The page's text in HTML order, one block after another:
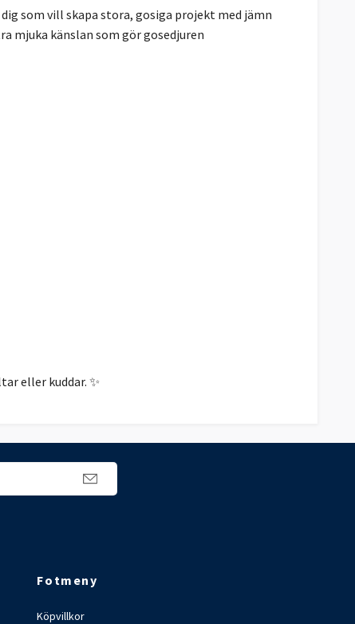
som vill skapa stora, gosiga projekt med jämn
mjuka känslan som gör gosedjuren
eller kuddar. ✨
Fotmeny
Köpvillkor